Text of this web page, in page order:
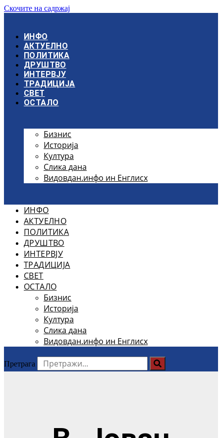
Скочите на садржај
ИНФО
АКТУЕЛНО
ПОЛИТИКА
ДРУШТВО
ИНТЕРВЈУ
ТРАДИЦИЈА
СВЕТ
ОСТАЛО
Бизнис
Историја
Култура
Слика дана
Видовдан.инфо ин Енглисх
ИНФО
АКТУЕЛНО
ПОЛИТИКА
ДРУШТВО
ИНТЕРВЈУ
ТРАДИЦИЈА
СВЕТ
ОСТАЛО
Бизнис
Историја
Култура
Слика дана
Видовдан.инфо ин Енглисх
Претрага